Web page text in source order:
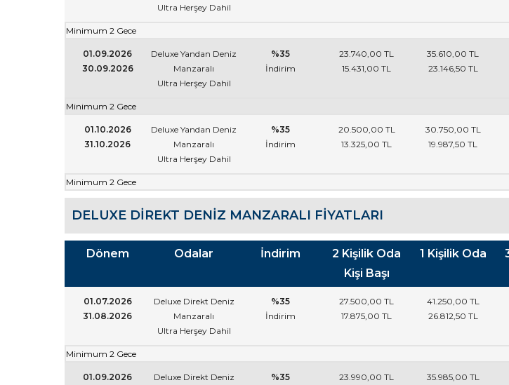
Ultra Herşey Dahil
Minimum 2 Gece
01.09.2026
30.09.2026
Deluxe Yandan Deniz
Manzaralı
Ultra Herşey Dahil
%35
İndirim
23.740,00 TL
15.431,00 TL
35.610,00 TL
23.146,50 TL
Minimum 2 Gece
01.10.2026
31.10.2026
Deluxe Yandan Deniz
Manzaralı
Ultra Herşey Dahil
%35
İndirim
20.500,00 TL
13.325,00 TL
30.750,00 TL
19.987,50 TL
Minimum 2 Gece
DELUXE DIREKT DENIZ MANZARALI FIYATLARI
Dönem Odalar İndirim
2 Kişilik Oda
Kişi Başı
1 Kişilik Oda
01.07.2026
31.08.2026
Deluxe Direkt Deniz
Manzaralı
Ultra Herşey Dahil
%35
İndirim
27.500,00 TL
17.875,00 TL
41.250,00 TL
26.812,50 TL
Minimum 2 Gece
01.09.2026
Deluxe Direkt Deniz
%35
23.990,00 TL
35.985,00 TL